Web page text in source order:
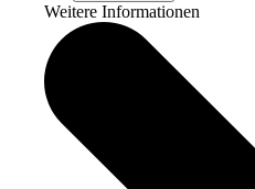
Weitere Informationen